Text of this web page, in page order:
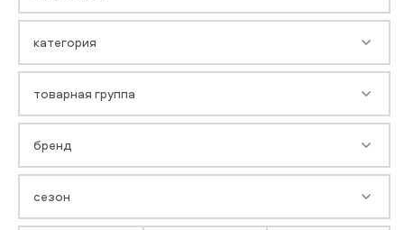
категория
товарная группа
бренд
сезон